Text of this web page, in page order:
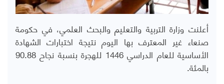
أعلنت وزارة التربية والتعليم والبحث العلمي، في حكومة
صنعاء غير المعترف بها اليوم نتيجة اختبارات الشهادة
الأساسية للعام الدراسي 1446 للهجرة بنسبة نجاح 90.88
بالمئة.